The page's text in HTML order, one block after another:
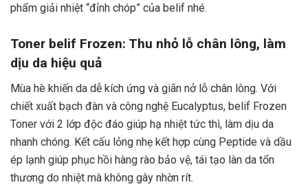
phẩm giải nhiệt “đỉnh chóp” của belif nhé.
Toner belif Frozen: Thu nhỏ lỗ chân lông, làm
dịu da hiệu quả
Mùa hè khiến da dễ kích ứng và giãn nở lỗ chân lông. Với
chiết xuất bạch đàn và công nghệ Eucalyptus, belif Frozen
Toner với 2 lớp độc đáo giúp hạ nhiệt tức thì, làm dịu da
nhanh chóng. Kết cấu lỏng nhẹ kết hợp cùng Peptide và dầu
ép lạnh giúp phục hồi hàng rào bảo vệ, tái tạo làn da tổn
thương do nhiệt mà không gây nhờn rít.